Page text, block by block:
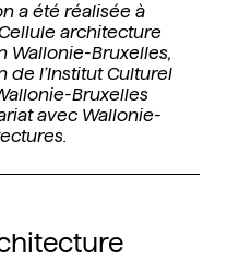
a été réalisée à
architecture
Wallonie-Bruxelles,
de l’Institut Culturel
Bruxelles
avec Wallonie-